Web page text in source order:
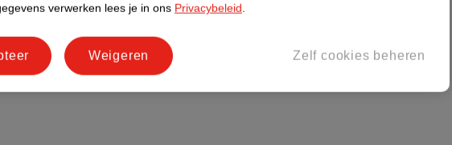
verwerken lees je in ons Privacybeleid.
Zelf cookies beheren
Weigeren